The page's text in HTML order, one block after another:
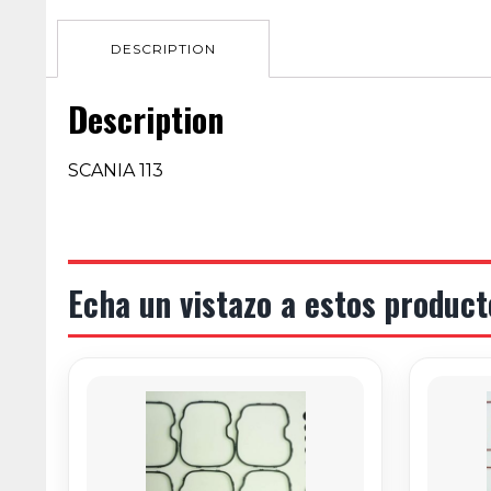
DESCRIPTION
Description
SCANIA 113
Echa un vistazo a estos